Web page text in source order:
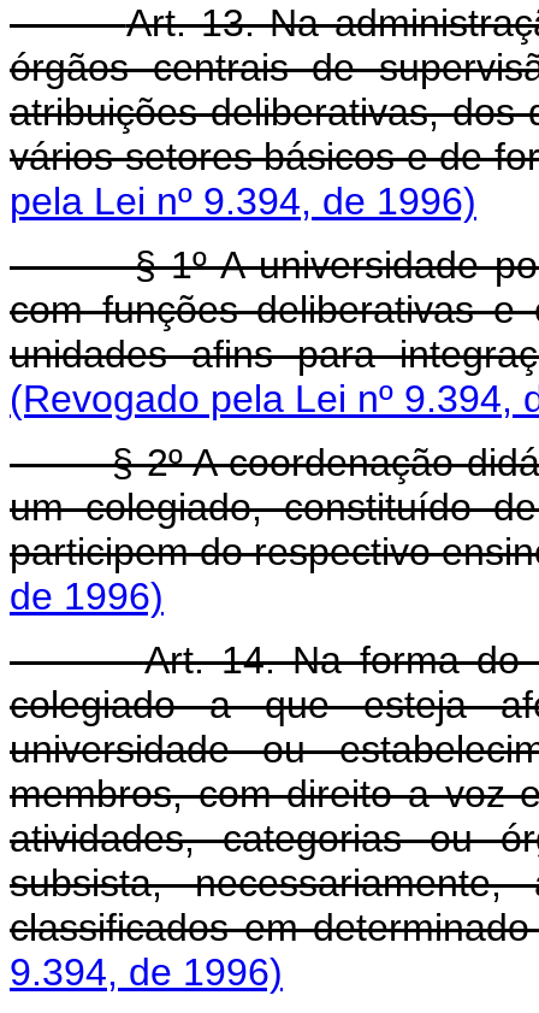
Art. 13. Na
órgãos centrais de
atribuições deliberativas, dos
vários setores básicos e de
pela Lei nº 9.394, de 1996)
§ 1º A universidade
com funções deliberativas e
unidades afins para
(Revogado pela Lei nº 9.394,
§ 2º A coordenação
um colegiado, constituído
participem do respectivo
de 1996)
Art. 14. Na forma do
colegiado a que esteja
universidade ou
membros, com direito a voz
atividades, categorias ou
subsista,
classificados em
9.394, de 1996)